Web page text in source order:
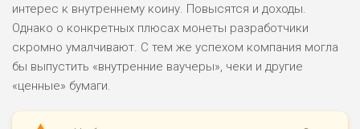
интерес к внутреннему коину. Повысятся и доходы.
Однако о конкретных плюсах монеты разработчики
скромно умалчивают. С тем же успехом компания могла
бы выпустить «внутренние ваучеры», чеки и другие
«ценные» бумаги.